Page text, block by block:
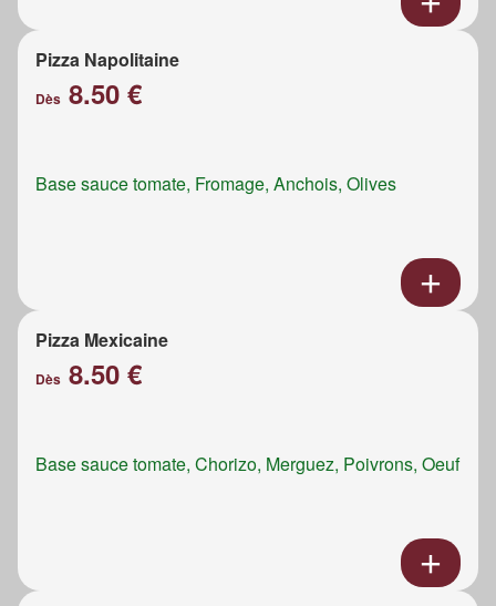
Pizza Napolitaine
Dès 8.50 €
Base sauce tomate, Fromage, Anchois, Olives
Pizza Mexicaine
Dès 8.50 €
Base sauce tomate, Chorizo, Merguez, Poivrons, Oeuf